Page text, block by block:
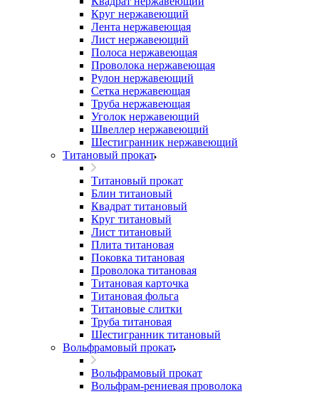
Круг нержавеющий
Лента нержавеющая
Лист нержавеющий
Полоса нержавеющая
Проволока нержавеющая
Рулон нержавеющий
Сетка нержавеющая
Труба нержавеющая
Уголок нержавеющий
Швеллер нержавеющий
Шестигранник нержавеющий
Титановый прокат
Титановый прокат
Блин титановый
Квадрат титановый
Круг титановый
Лист титановый
Плита титановая
Поковка титановая
Проволока титановая
Титановая карточка
Титановая фольга
Титановые слитки
Труба титановая
Шестигранник титановый
Вольфрамовый прокат
Вольфрамовый прокат
Вольфрам-рениевая проволока